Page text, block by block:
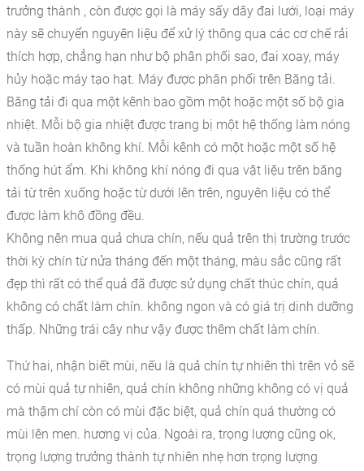
trưởng thành , còn được gọi là máy sấy dây đai lưới, loại máy
này sẽ chuyển nguyên liệu để xử lý thông qua các cơ chế rải
thích hợp, chẳng hạn như bộ phân phối sao, đai xoay, máy
hủy hoặc máy tạo hạt. Máy được phân phối trên Băng tải.
Băng tải đi qua một kênh bao gồm một hoặc một số bộ gia
nhiệt. Mỗi bộ gia nhiệt được trang bị một hệ thống làm nóng
và tuần hoàn không khí. Mỗi kênh có một hoặc một số hệ
thống hút ẩm. Khi không khí nóng đi qua vật liệu trên băng
tải từ trên xuống hoặc từ dưới lên trên, nguyên liệu có thể
được làm khô đồng đều.
Không nên mua quả chưa chín, nếu quả trên thị trường trước
thời kỳ chín từ nửa tháng đến một tháng, màu sắc cũng rất
đẹp thì rất có thể quả đã được sử dụng chất thúc chín, quả
không có chất làm chín. không ngon và có giá trị dinh dưỡng
thấp. Những trái cây như vậy được thêm chất làm chín.
Thứ hai, nhận biết mùi, nếu là quả chín tự nhiên thì trên vỏ sẽ
có mùi quả tự nhiên, quả chín không những không có vị quả
mà thậm chí còn có mùi đặc biệt, quả chín quá thường có
mùi lên men. hương vị của. Ngoài ra, trọng lượng cũng ok,
trọng lượng trưởng thành tự nhiên nhẹ hơn trọng lượng